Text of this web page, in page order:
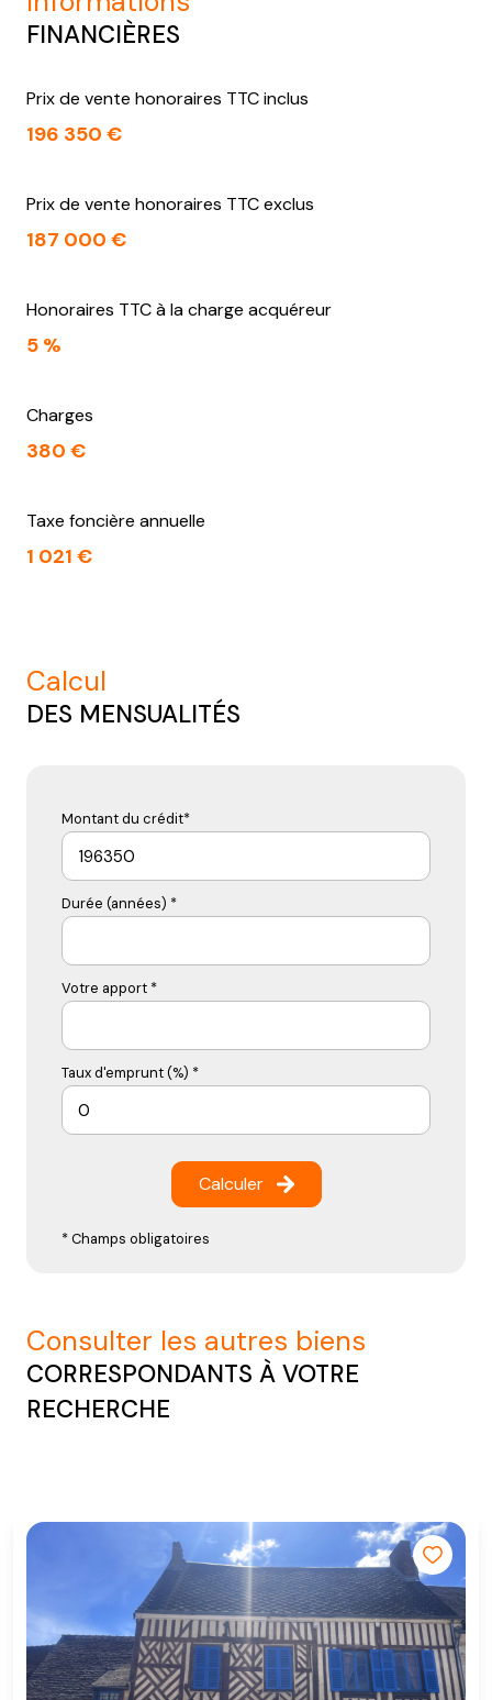
FINANCIÈRES
Prix de vente honoraires TTC inclus
196 350 €
Prix de vente honoraires TTC exclus
187 000 €
Honoraires TTC à la charge acquéreur
5 %
Charges
380 €
Taxe foncière annuelle
1 021 €
calcul
DES MENSUALITÉS
Montant du crédit*
Durée (années) *
Votre apport *
Taux d'emprunt (%) *
Calculer
* Champs obligatoires
consulter les autres biens
CORRESPONDANTS À VOTRE
RECHERCHE